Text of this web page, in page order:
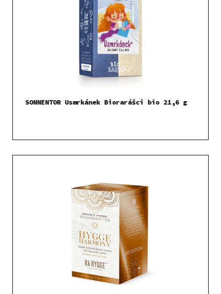
SONNENTOR Usmrkánek Biorarášci bio 21,6 g